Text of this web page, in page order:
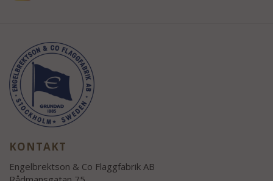
KONTAKT
Engelbrektson & Co Flaggfabrik AB